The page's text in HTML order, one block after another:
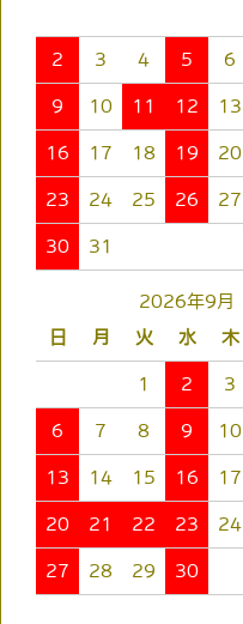
2 3 4 5 6
9 10 11 12 13
16 17 18 19 20
23 24 25 26 27
30 31
2026年9月
日
月 火 水 木
1 2 3
6 7 8 9 10
13 14 15 16 17
20 21 22 23 24
27 28 29 30